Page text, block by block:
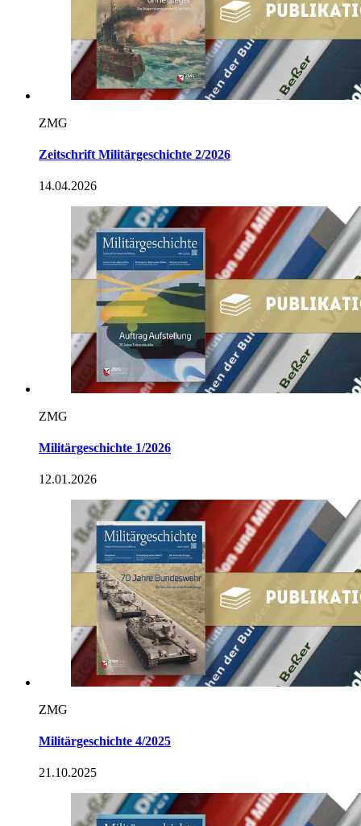
ZMG
Zeitschrift Militärgeschichte 2/2026
14.04.2026
ZMG
Militärgeschichte 1/2026
12.01.2026
ZMG
Militärgeschichte 4/2025
21.10.2025